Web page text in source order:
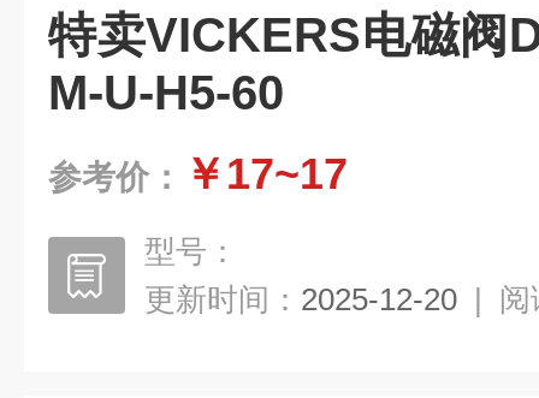
特卖VICKERS电磁阀
M-U-H5-60
参考价： ￥17~17
型号：
更新时间： 2025-12-20 | 阅